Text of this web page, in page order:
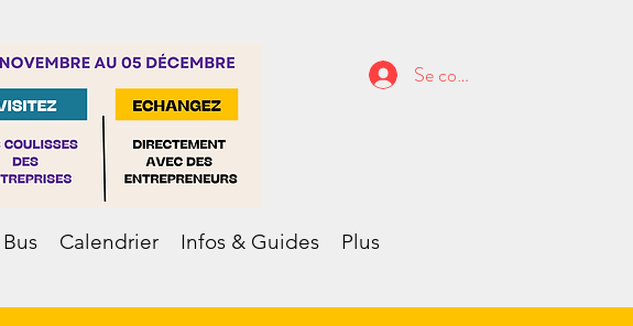
Se connecter
Calendrier Infos & Guides Plus